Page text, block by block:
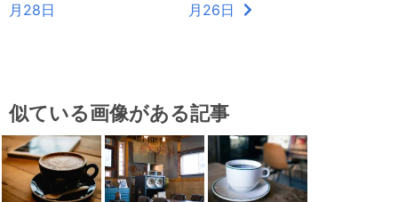
月28日
月26日
似ている画像がある記事